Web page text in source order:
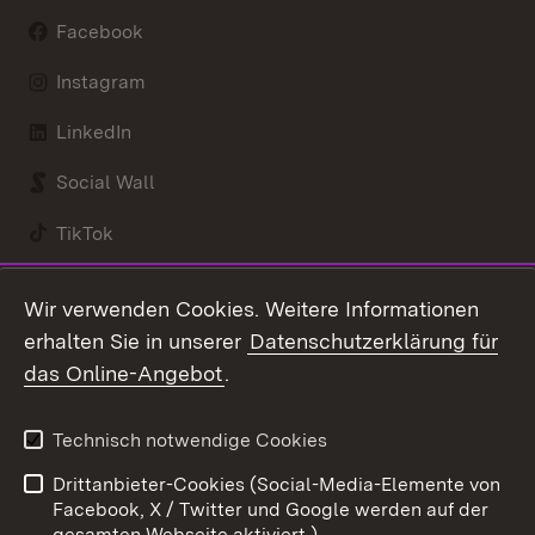
Facebook
Instagram
LinkedIn
Social Wall
TikTok
Kontakt
Barrierefreiheit
Impressum
Cookies
Wir verwenden Cookies. Weitere Informationen
erhalten Sie in unserer Datenschutzerklärung für
das Online-Angebot.
Technisch notwendige Cookies
Drittanbieter-Cookies (Social-Media-Elemente von
Facebook, X / Twitter und Google werden auf der